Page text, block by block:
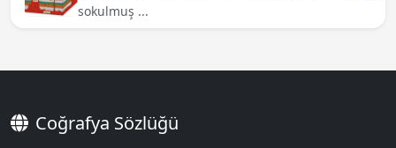
sokulmuş ...
Coğrafya Sözlüğü